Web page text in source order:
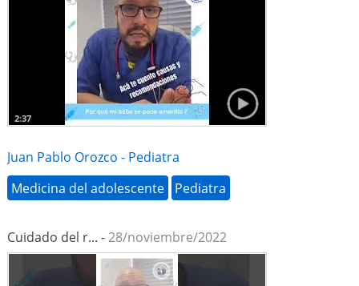
2:37
Juan Pablo Orozco - Pediatra
Medicina del adolescente
Pediatra
Cuidado del r... -28/noviembre/2022